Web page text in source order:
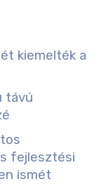
kiemelték a
távú
fejlesztési
ismét